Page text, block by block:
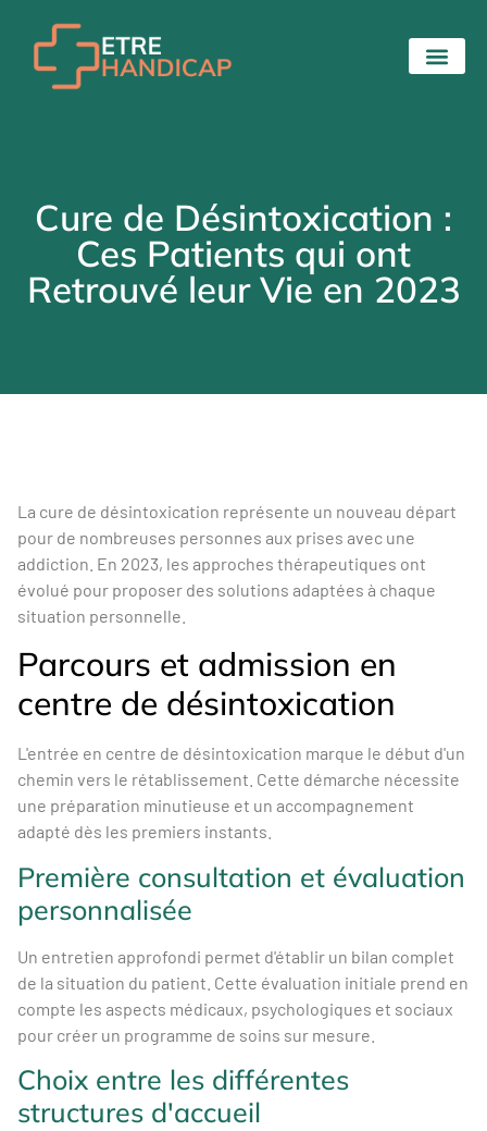
Cure de Désintoxication :
Ces Patients qui ont
Retrouvé leur Vie en 2023
La cure de désintoxication représente un nouveau départ
pour de nombreuses personnes aux prises avec une
addiction. En 2023, les approches thérapeutiques ont
évolué pour proposer des solutions adaptées à chaque
situation personnelle.
Parcours et admission en
centre de désintoxication
L'entrée en centre de désintoxication marque le début d'un
chemin vers le rétablissement. Cette démarche nécessite
une préparation minutieuse et un accompagnement
adapté dès les premiers instants.
Première consultation et évaluation
personnalisée
Un entretien approfondi permet d'établir un bilan complet
de la situation du patient. Cette évaluation initiale prend en
compte les aspects médicaux, psychologiques et sociaux
pour créer un programme de soins sur mesure.
Choix entre les différentes
structures d'accueil